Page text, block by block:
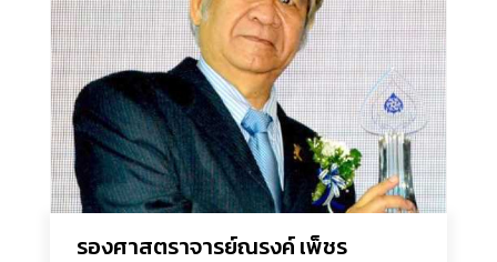
รองศาสตราจารย์ณรงค์ เพ็ชร